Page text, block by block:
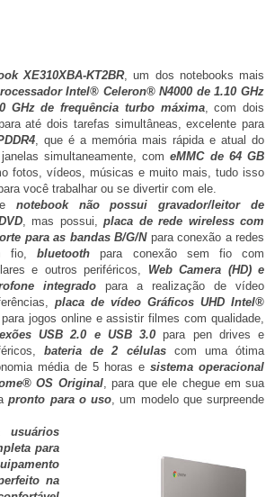
XE310XBA-KT2BR, um dos notebooks mais
Intel® Celeron® N4000 de 1.10 GHz
GHz de frequência turbo máxima, com dois
até dois tarefas simultâneas, excelente para
, que é a memória mais rápida e atual do
simultaneamente, comeMMC de 64 GB
fotos, vídeos, músicas e muito mais, tudo isso
você trabalhar ou se divertir com ele.
notebook não possui gravador/leitor de
, mas possui,placa de rede wireless com
para as bandas B/G/Npara conexão a redes
fio,bluetooth para conexão sem fio com
e outros periféricos, Web Camera (HD) e
integrado para a realização de vídeo
placa de vídeo Gráficos UHD Intel®
para jogos online e assistir filmes com qualidade,
USB 2.0 e USB 3.0 para pen drives e
bateria de 2 célulascom uma ótima
média de 5 horas e sistema operacional
OS Original, para que ele chegue em sua
pronto para o uso, um modelo que surpreende
usuários
para
na